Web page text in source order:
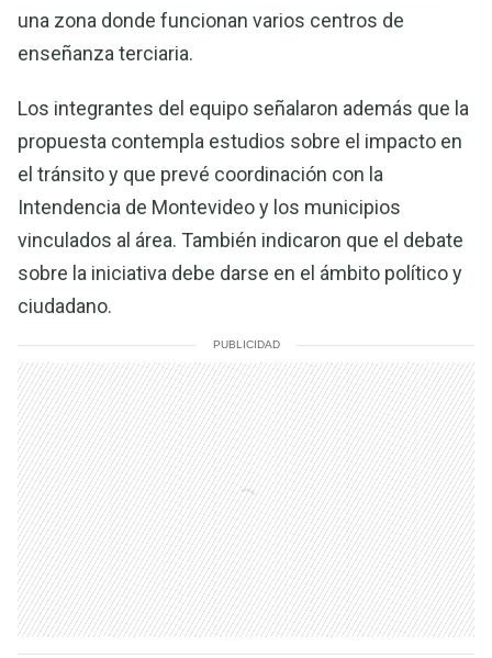
una zona donde funcionan varios centros de
enseñanza terciaria.
Los integrantes del equipo señalaron además que la
propuesta contempla estudios sobre el impacto en
el tránsito y que prevé coordinación con la
Intendencia de Montevideo y los municipios
vinculados al área. También indicaron que el debate
sobre la iniciativa debe darse en el ámbito político y
ciudadano.
PUBLICIDAD